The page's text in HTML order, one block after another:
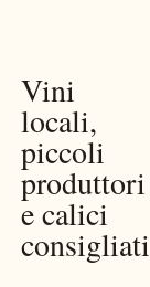
Vini
locali,
piccoli
produttori
e calici